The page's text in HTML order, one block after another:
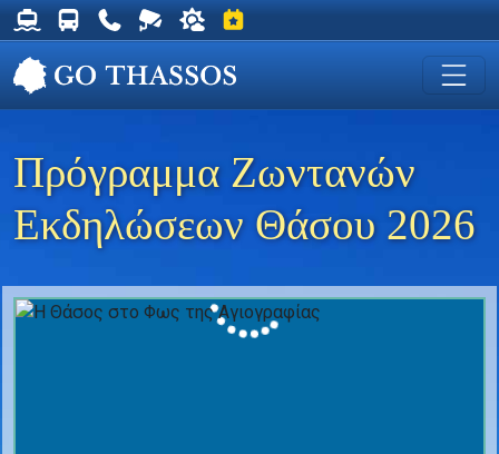
Δρομολόγια Φέρυ για Θάσο
Δρομολόγια Λεωφορείων Θάσου
Χρήσιμα Τηλέφωνα
Ζωντανή Κάμερα στη Χρυσή Ακτή
Ο καιρός στη Θάσο
Εκδηλώσεις στη Θάσο
Πρόγραμμα Ζωντανών
Εκδηλώσεων Θάσου 2026